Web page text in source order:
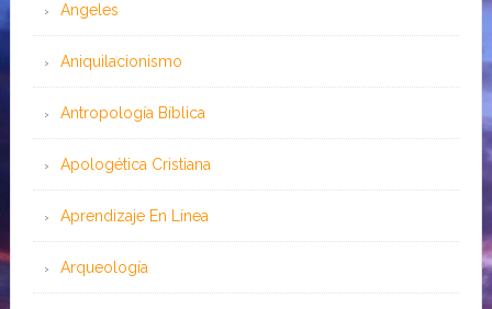
Angeles
Aniquilacionismo
Antropología Bíblica
Apologética Cristiana
Aprendizaje En Línea
Arqueología